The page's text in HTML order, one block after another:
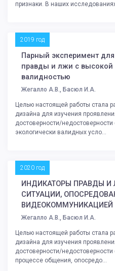
признаки. В наших
2019 год
Парный эксперимент
правды и лжи с высокой
валидностью
Жегалло А.В., Басюл И.А.
Целью настоящей работы стала
дизайна для изучения
достоверности/
экологически валидных усло...
2020 год
ИНДИКАТОРЫ ПРАВДЫ И
СИТУАЦИИ,
ВИДЕОКОММУНИКАЦИЕЙ
Жегалло А.В., Басюл И.А.
Целью настоящей работы стала
дизайна для изучения
достоверности/
процессе общения, опосредо...